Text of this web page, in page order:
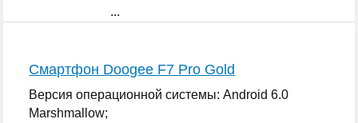
...
Смартфон Doogee F7 Pro Gold
Версия операционной системы: Android 6.0
Marshmallow;